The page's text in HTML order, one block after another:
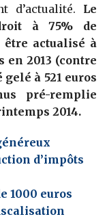
d’actualité. Le
à 75% de
être actualisé à
en 2013 (contre
à 521 euros
pré-remplie
2014.
d’impôts
1000 euros